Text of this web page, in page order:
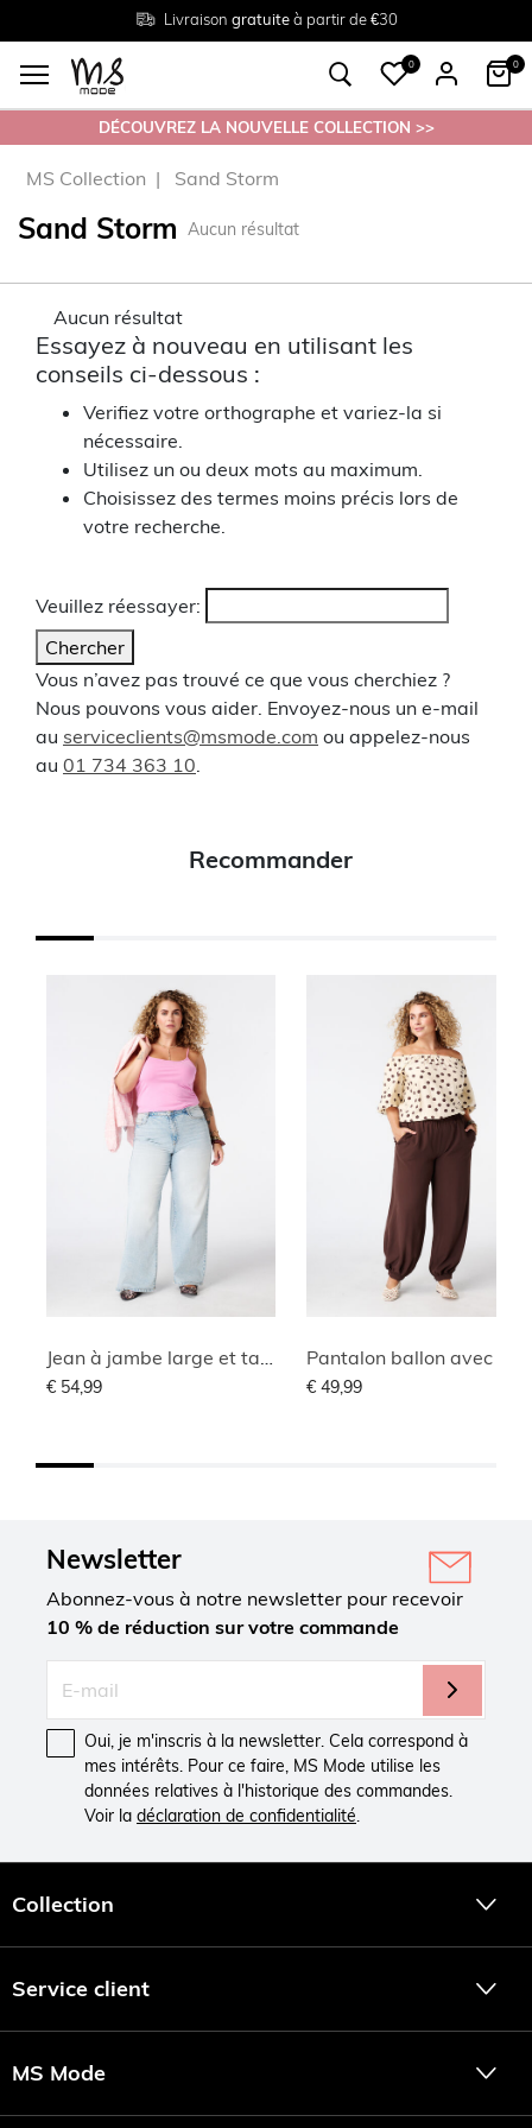
Livraison gratuiteà partir de €30
Tailles du38 au 54
Retourgratuit en magasin
0 0
DÉCOUVREZ LA NOUVELLE COLLECTION >>
MS Collection Sand Storm
Sand Storm Aucun résultat
Aucun résultat
Essayez à nouveau en utilisant les
conseils ci-dessous :
Verifiez votre orthographe et variez-la si
nécessaire.
Utilisez un ou deux mots au maximum.
Choisissez des termes moins précis lors de
votre recherche.
Veuillez réessayer:
Chercher
Vous n’avez pas trouvé ce que vous cherchiez ?
Nous pouvons vous aider. Envoyez-nous un e-mail
au serviceclients@msmode.com ou appelez-nous
au 01 734 363 10
Recommander
Jean à jambe large et taille haute
€ 54,99 € 49,99
Newsletter
Abonnez-vous à notre newsletter pour recevoir
10 % de réduction sur votre commande
Oui, je m'inscris à la newsletter. Cela correspond à
mes intérêts. Pour ce faire, MS Mode utilise les
données relatives à l'historique des commandes.
Voir la déclaration de confidentialité.
Collection
Service client
MS Mode